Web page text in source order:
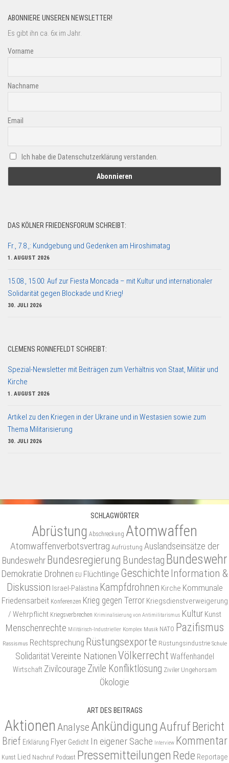
ABONNIERE UNSEREN NEWSLETTER!
Es gibt ihn ca. 6x im Jahr.
Vorname
Nachname
Email
Ich habe die Datenschutzerklärung verstanden.
DAS KÖLNER FRIEDENSFORUM SCHREIBT:
Fr., 7.8.,: Kundgebung und Gedenken am Hiroshimatag
1. AUGUST 2026
15.08., 15:00: Auf zur Fiesta Moncada – mit Kultur und internationaler
Solidarität gegen Blockade und Krieg!
30. JULI 2026
CLEMENS RONNEFELDT SCHREIBT:
Spezial-Newsletter mit Beiträgen zum Verhältnis von Staat, Militär und
Kirche
1. AUGUST 2026
Artikel zu den Kriegen in der Ukraine und in Westasien sowie zum
Thema Militarisierung
30. JULI 2026
SCHLAGWÖRTER
Abrüstung Abschreckung Atomwaffen
Atomwaffenverbotsvertrag Aufrüstung Auslandseinsätze der
BundeswehrBundesregierung Bundestag Bundeswehr
Demokratie Drohnen EU Flüchtlinge Geschichte Information &
Diskussion Israel-Palästina Kampfdrohnen Kirche Kommunale
Friedensarbeit Konferenzen Krieg gegen Terror Kriegsdienstverweigerung
/ Wehrpflicht Kriegsverbrechen Kriminalisierung von Antimilitarismus Kultur Kunst
Menschenrechte Militärisch-Industrieller Komplex Musik NATO Pazifismus
Rassismus Rechtsprechung Rüstungsexporte Rüstungsindustrie Schule
SolidaritätVereinte NationenVölkerrecht Waffenhandel
Wirtschaft Zivilcourage Zivile Konfliktlösung Ziviler Ungehorsam
Ökologie
ART DES BEITRAGS
Aktionen Analyse AnkündigungAufrufBericht
Brief Erklärung Flyer Gedicht In eigener Sache Interview Kommentar
Kunst Lied Nachruf Podcast Pressemitteilungen Rede Reportage